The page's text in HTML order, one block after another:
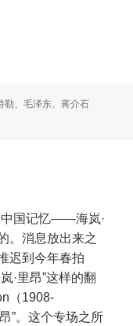
勒、毛泽东、蒋介石
中国记忆——海岚·
。消息放出来之
迟到今年春拍
·里昂”这样的翻
（1908-
”。这个专场之所